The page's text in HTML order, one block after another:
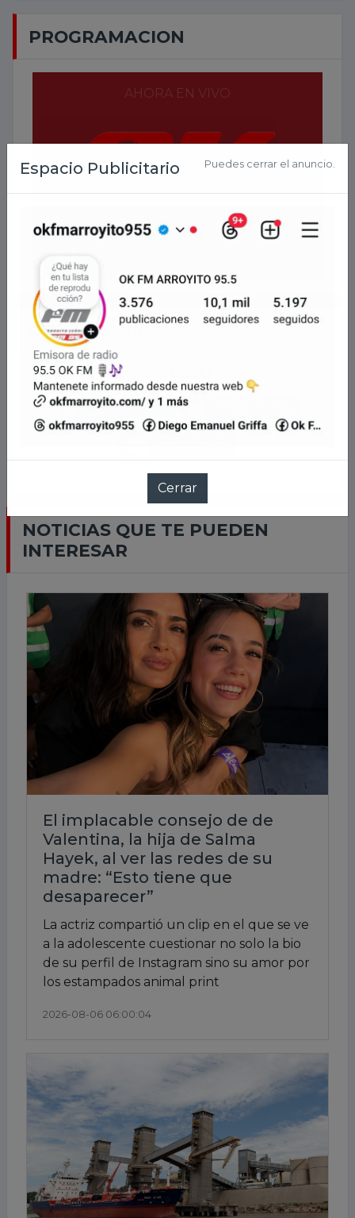
PROGRAMACION
AHORA EN VIVO
08-06 14:04:33
DESCARGAR APP
LLEVANOS EN TU CELU
NOTICIAS QUE TE PUEDEN
INTERESAR
El implacable consejo de de
Valentina, la hija de Salma
Hayek, al ver las redes de su
madre: “Esto tiene que
desaparecer”
La actriz compartió un clip en el que se ve
a la adolescente cuestionar no solo la bio
de su perfil de Instagram sino su amor por
los estampados animal print
2026-08-06 06:00:04
Espacio Publicitario Puedes cerrar el anuncio.
Cerrar